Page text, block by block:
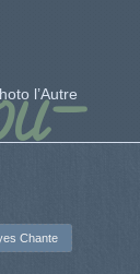
l’Autre
Chante